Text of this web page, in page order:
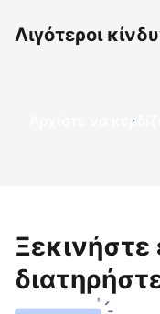
Λιγότεροι
Αρχίστε να
Ξεκινήστε